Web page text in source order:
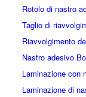
Rotolo di nastro
Taglio di
Riavvolgimento
Nastro adesivo
Laminazione con
Laminazione di